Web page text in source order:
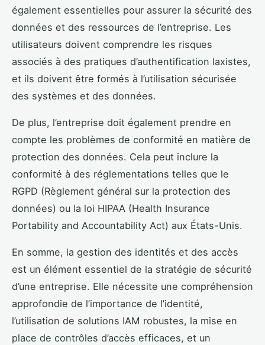
également essentielles pour assurer la sécurité des
données et des ressources de l’entreprise. Les
utilisateurs doivent comprendre les risques
associés à des pratiques d’authentification laxistes,
et ils doivent être formés à l’utilisation sécurisée
des systèmes et des données.
De plus, l’entreprise doit également prendre en
compte les problèmes de conformité en matière de
protection des données. Cela peut inclure la
conformité à des réglementations telles que le
RGPD (Règlement général sur la protection des
données) ou la loi HIPAA (Health Insurance
Portability and Accountability Act) aux États-Unis.
En somme, la gestion des identités et des accès
est un élément essentiel de la stratégie de sécurité
d’une entreprise. Elle nécessite une compréhension
approfondie de l’importance de l’identité,
l’utilisation de solutions IAM robustes, la mise en
place de contrôles d’accès efficaces, et un